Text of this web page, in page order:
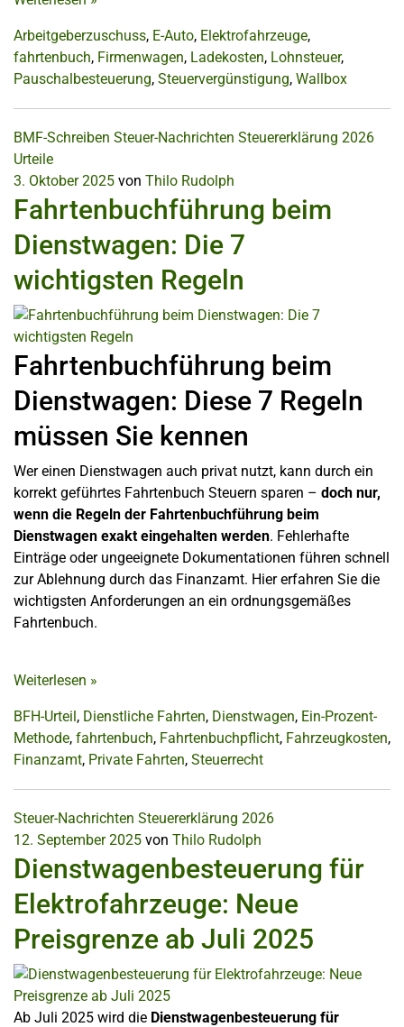
Arbeitgeberzuschuss, E-Auto, Elektrofahrzeuge,
fahrtenbuch, Firmenwagen, Ladekosten, Lohnsteuer,
Pauschalbesteuerung, Steuervergünstigung, Wallbox
BMF-Schreiben Steuer-Nachrichten Steuererklärung 2026
Urteile
3. Oktober 2025 von Thilo Rudolph
Fahrtenbuchführung beim
Dienstwagen: Die 7
wichtigsten Regeln
Fahrtenbuchführung beim
Dienstwagen: Diese 7 Regeln
müssen Sie kennen
Wer einen Dienstwagen auch privat nutzt, kann durch ein
korrekt geführtes Fahrtenbuch Steuern sparen – doch nur,
wenn die Regeln der Fahrtenbuchführung beim
Dienstwagen exakt eingehalten werden. Fehlerhafte
Einträge oder ungeeignete Dokumentationen führen schnell
zur Ablehnung durch das Finanzamt. Hier erfahren Sie die
wichtigsten Anforderungen an ein ordnungsgemäßes
Fahrtenbuch.
Weiterlesen »
BFH-Urteil, Dienstliche Fahrten, Dienstwagen, Ein-Prozent-
Methode, fahrtenbuch, Fahrtenbuchpflicht, Fahrzeugkosten,
Finanzamt, Private Fahrten, Steuerrecht
Steuer-Nachrichten Steuererklärung 2026
12. September 2025 von Thilo Rudolph
Dienstwagenbesteuerung für
Elektrofahrzeuge: Neue
Preisgrenze ab Juli 2025
Ab Juli 2025 wird die Dienstwagenbesteuerung für